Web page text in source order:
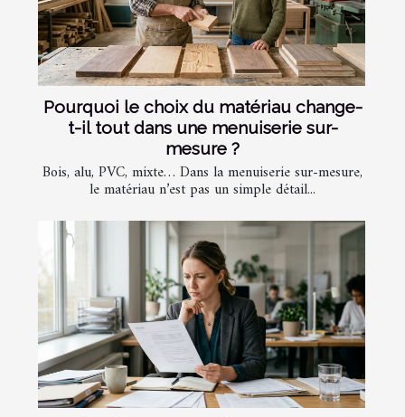
Pourquoi le choix du matériau change-
t-il tout dans une menuiserie sur-
mesure ?
Bois, alu, PVC, mixte… Dans la menuiserie sur-mesure,
le matériau n’est pas un simple détail...